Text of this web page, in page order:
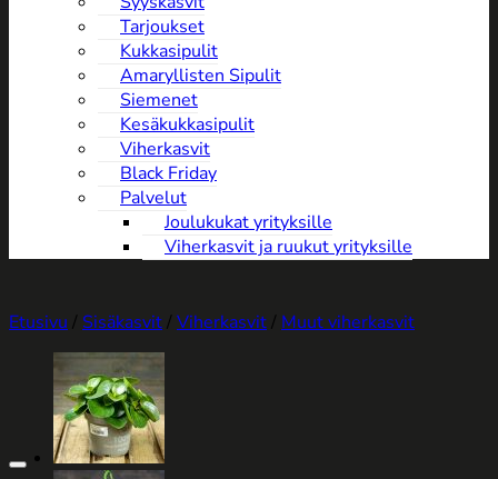
Tarjoukset
Kukkasipulit
Amaryllisten Sipulit
Siemenet
Kesäkukkasipulit
Viherkasvit
Black Friday
Palvelut
Joulukukat yrityksille
Viherkasvit ja ruukut yrityksille
Etusivu / Sisäkasvit/ Viherkasvit/ Muut viherkasvit